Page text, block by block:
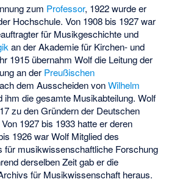
zum Professor, 1922 wurde er
Hochschule. Von 1908 bis 1927 war
für Musikgeschichte und
an der Akademie für Kirchen- und
1915 übernahm Wolf die Leitung der
an der Preußischen
dem Ausscheiden vonWilhelm
ihm die gesamte Musikabteilung. Wolf
zu den Gründern der Deutschen
1927 bis 1933 hatte er deren
1926 war Wolf Mitglied des
für musikwissenschaftliche Forschung
derselben Zeit gab er die
für Musikwissenschaft heraus.